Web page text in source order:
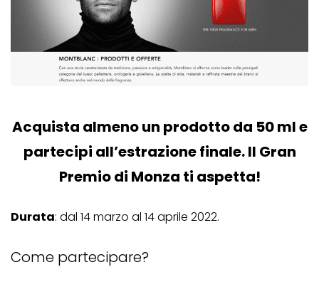
Acquista almeno un prodotto da 50 ml e
partecipi all’estrazione finale. Il Gran
Premio di Monza ti aspetta!
Durata: dal 14 marzo al 14 aprile 2022.
Come partecipare?